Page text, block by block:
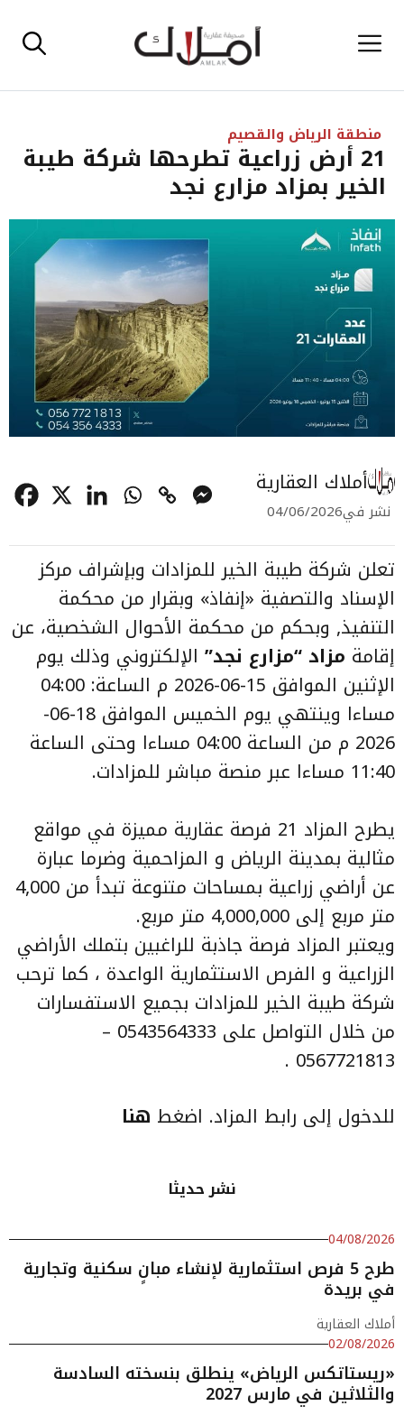
إلى القائمة
منطقة الرياض والقصيم
‎21 أرض زراعية تطرحها شركة طيبة
الخير بمزاد مزارع نجد‎
أملاك العقارية
نشر في04/06/2026
تعلن شركة طيبة الخير للمزادات وبإشراف مركز
الإسناد والتصفية «إنفاذ» وبقرار من محكمة
التنفيذ, وبحكم من محكمة الأحوال الشخصية، عن
إقامة مزاد “مزارع نجد” الإلكتروني وذلك يوم
الإثنين الموافق 15-06-2026 م الساعة: 04:00
مساءا وينتهي يوم الخميس الموافق 18-06-
2026 م من الساعة 04:00 مساءا وحتى الساعة
11:40 مساءا عبر منصة مباشر للمزادات.
‎يطرح المزاد 21 فرصة عقارية مميزة في مواقع
مثالية بمدينة الرياض و المزاحمية وضرما عبارة
عن أراضي زراعية بمساحات متنوعة تبدأ من 4,000
متر مربع إلى 4,000,000 متر مربع.
‎ويعتبر المزاد فرصة جاذبة للراغبين بتملك الأراضي
الزراعية و الفرص الاستثمارية الواعدة ، كما ترحب
شركة طيبة الخير للمزادات بجميع الاستفسارات
من خلال التواصل على 0543564333 –
0567721813 .
للدخول إلى رابط المزاد. اضغط هنا
نشر حديثا
04/08/2026
طرح 5 فرص استثمارية لإنشاء مبانٍ سكنية وتجارية
في بريدة
أملاك العقارية
02/08/2026
«ريستاتكس الرياض» ينطلق بنسخته السادسة
والثلاثين في مارس 2027